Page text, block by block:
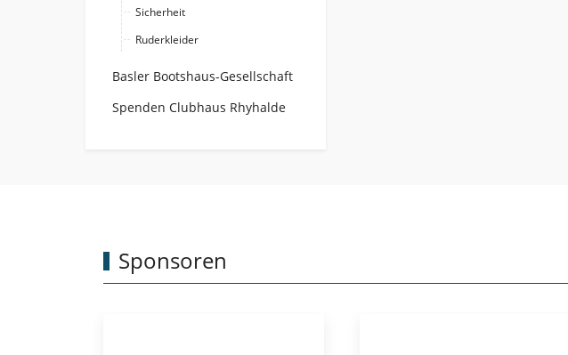
Sicherheit
Ruderkleider
Basler Bootshaus-Gesellschaft
Spenden Clubhaus Rhyhalde
Sponsoren